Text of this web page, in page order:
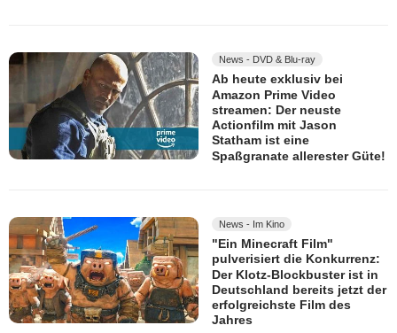
News - DVD & Blu-ray
Ab heute exklusiv bei
Amazon Prime Video
streamen: Der neuste
Actionfilm mit Jason
Statham ist eine
Spaßgranate allerester Güte!
News - Im Kino
"Ein Minecraft Film"
pulverisiert die Konkurrenz:
Der Klotz-Blockbuster ist in
Deutschland bereits jetzt der
erfolgreichste Film des
Jahres